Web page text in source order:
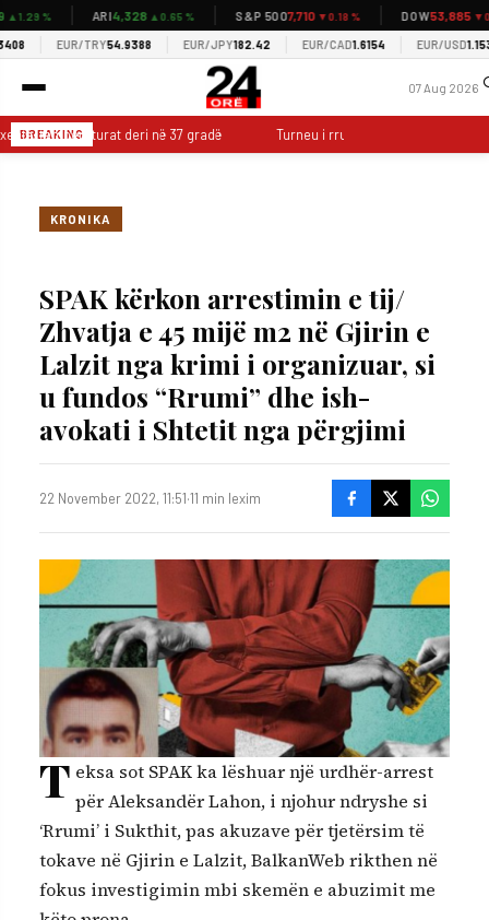
% 4,328▲0.65 % S&P 5007,710▼0.18 % 53,885▼0.85
EUR/TRY54.9388 EUR/JPY182.42 EUR/CAD1.6154 EUR/USD1.1530
07 Aug 2026
BREAKING
temperaturat deri në 37 gradë Turneu i rrugës sjell hokejin në
KRONIKA
SPAK kërkon arrestimin e tij/
Zhvatja e 45 mijë m2 në Gjirin e
Lalzit nga krimi i organizuar, si
u fundos “Rrumi” dhe ish-
avokati i Shtetit nga përgjimi
22 November 2022, 11:51·11 min lexim
T eksa sot SPAK ka lëshuar një urdhër-arrest
për Aleksandër Lahon, i njohur ndryshe si
‘Rrumi’ i Sukthit, pas akuzave për tjetërsim të
tokave në Gjirin e Lalzit, BalkanWeb rikthen në
fokus investigimin mbi skemën e abuzimit me